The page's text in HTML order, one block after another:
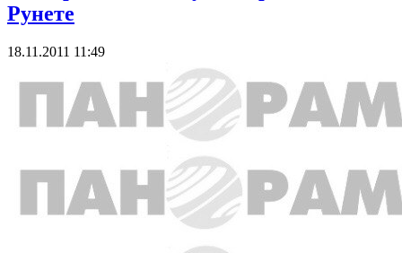
Рунете
18.11.2011 11:49